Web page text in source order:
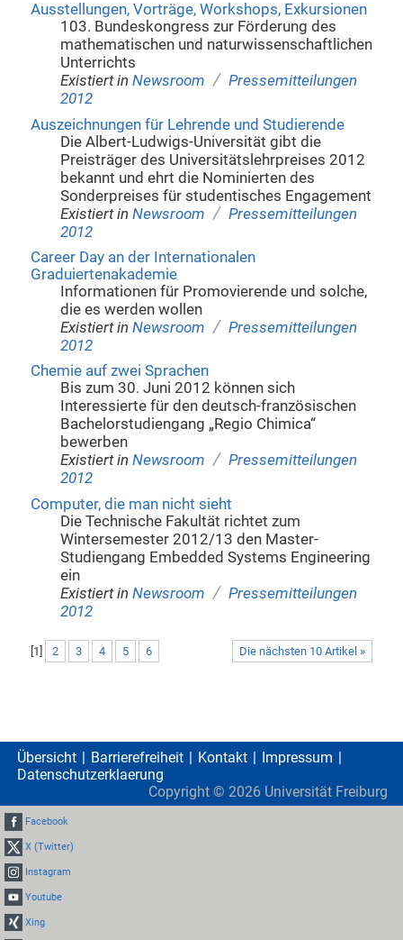
Ausstellungen, Vorträge, Workshops, Exkursionen
103. Bundeskongress zur Förderung des
mathematischen und naturwissenschaftlichen
Unterrichts
Existiert in Newsroom / Pressemitteilungen
2012
Auszeichnungen für Lehrende und Studierende
Die Albert-Ludwigs-Universität gibt die
Preisträger des Universitätslehrpreises 2012
bekannt und ehrt die Nominierten des
Sonderpreises für studentisches Engagement
Existiert in Newsroom / Pressemitteilungen
2012
Career Day an der Internationalen
Graduiertenakademie
Informationen für Promovierende und solche,
die es werden wollen
Existiert in Newsroom / Pressemitteilungen
2012
Chemie auf zwei Sprachen
Bis zum 30. Juni 2012 können sich
Interessierte für den deutsch-französischen
Bachelorstudiengang „Regio Chimica“
bewerben
Existiert in Newsroom / Pressemitteilungen
2012
Computer, die man nicht sieht
Die Technische Fakultät richtet zum
Wintersemester 2012/13 den Master-
Studiengang Embedded Systems Engineering
ein
Existiert in Newsroom / Pressemitteilungen
2012
Die nächsten 10 Artikel »
1 2 3 4 5 6
Übersicht Barrierefreiheit Kontakt
Impressum
Datenschutzerklaerung
Copyright © 2026 Universität Freiburg
Facebook
X (Twitter)
Instagram
Youtube
Xing